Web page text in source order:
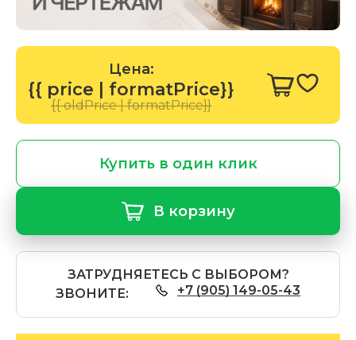
Цена:
{{ price | formatPrice}}
{{ oldPrice | formatPrice}}
Купить в один клик
В корзину
ЗАТРУДНЯЕТЕСЬ С ВЫБОРОМ?
ЗВОНИТЕ:
+7 (905) 149-05-43